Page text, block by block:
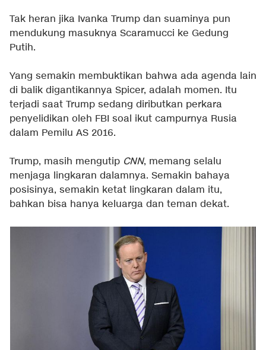
Tak heran jika Ivanka Trump dan suaminya pun
mendukung masuknya Scaramucci ke Gedung
Putih.
Yang semakin membuktikan bahwa ada agenda lain
di balik digantikannya Spicer, adalah momen. Itu
terjadi saat Trump sedang diributkan perkara
penyelidikan oleh FBI soal ikut campurnya Rusia
dalam Pemilu AS 2016.
Trump, masih mengutip CNN, memang selalu
menjaga lingkaran dalamnya. Semakin bahaya
posisinya, semakin ketat lingkaran dalam itu,
bahkan bisa hanya keluarga dan teman dekat.